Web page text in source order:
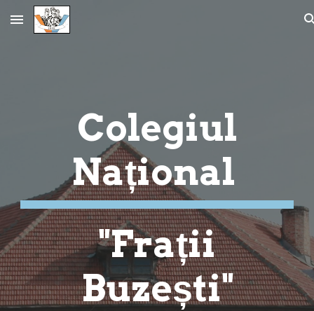
Skip to main content
Colegiul
Național
"Frații
Buzești"